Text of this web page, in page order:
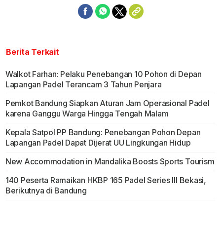
Berita Terkait
Walkot Farhan: Pelaku Penebangan 10 Pohon di Depan
Lapangan Padel Terancam 3 Tahun Penjara
Pemkot Bandung Siapkan Aturan Jam Operasional Padel
karena Ganggu Warga Hingga Tengah Malam
Kepala Satpol PP Bandung: Penebangan Pohon Depan
Lapangan Padel Dapat Dijerat UU Lingkungan Hidup
New Accommodation in Mandalika Boosts Sports Tourism
140 Peserta Ramaikan HKBP 165 Padel Series III Bekasi,
Berikutnya di Bandung